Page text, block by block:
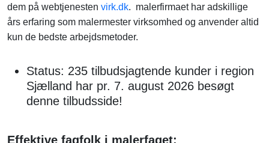
dem på webtjenesten virk.dk. malerfirmaet har adskillige
års erfaring som malermester virksomhed og anvender altid
kun de bedste arbejdsmetoder.
Status: 235 tilbudsjagtende kunder i region
Sjælland har pr. 7. august 2026 besøgt
denne tilbudsside!
Effektive fagfolk i malerfaget: